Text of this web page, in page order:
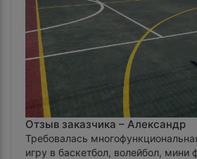
Отзыв заказчика – Александр
Требовалась
игру в баскетбол, волейбол, мини